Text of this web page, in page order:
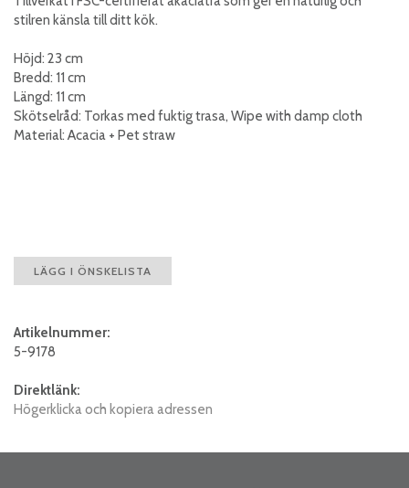
stilren känsla till ditt kök.
Höjd: 23 cm
Bredd: 11 cm
Längd: 11 cm
Skötselråd: Torkas med fuktig trasa, Wipe with damp cloth
Material: Acacia + Pet straw
LÄGG I ÖNSKELISTA
Artikelnummer:
5-9178
Direktlänk:
Högerklicka och kopiera adressen